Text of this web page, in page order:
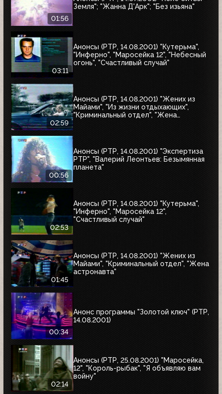
01:56
Земля"; "Жанна Д'Арк"; "Без изьяна"
03:11
Анонсы (РТР, 14.08.2001) "Кутерьма",
"Инферно", "Маросейка 12", "Небесный
огонь", "Счастливый случай"
02:59
Анонсы (РТР, 14.08.2001) "Жених из
Майами", "Из жизни отдыхающих",
"Криминальный отдел", "Жена
00:56
Анонсы (РТР, 14.08.2001) "Экспертиза
РТР", "Валерий Леонтьев: Безымянная
планета"
02:53
Анонсы (РТР, 14.08.2001) "Кутерьма",
"Инферно", "Маросейка 12",
"Счастливый случай"
01:45
Анонсы (РТР, 14.08.2001) "Жених из
Майами", "Криминальный отдел", "Жена
астронавта"
00:34
Анонс программы "Золотой ключ" (РТР,
14.08.2001)
02:14
Анонсы (РТР, 25.08.2001) "Маросейка,
12", "Король-рыбак", "Я объявляю вам
войну"